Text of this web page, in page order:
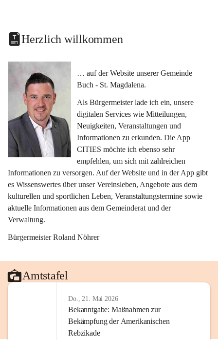
Herzlich willkommen
… auf der Website unserer Gemeinde
Buch - St. Magdalena.
Als Bürgermeister lade ich ein, unsere
digitalen Services wie Mitteilungen,
Neuigkeiten, Veranstaltungen und
Informationen zu erkunden. Die App
CITIES möchte ich ebenso sehr
empfehlen, um sich mit zahlreichen
Informationen zu versorgen. Auf der Website und in der App gibt
es Wissenswertes über unser Vereinsleben, Angebote aus dem
kulturellen und sportlichen Leben, Veranstaltungstermine sowie
aktuelle Informationen aus dem Gemeinderat und der
Verwaltung.
Bürgermeister Roland Nöhrer
Amtstafel
Do., 21. Mai 2026
Bekanntgabe: Maßnahmen zur
Bekämpfung der Amerikanischen
Rebzikade